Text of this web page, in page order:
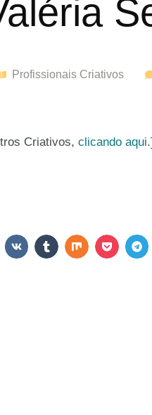
Profissionais Criativos
Criativos, clicando aqui